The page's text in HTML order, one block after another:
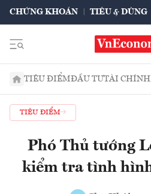
CHỨNG KHOÁN TIÊU & DÙNG
TIÊU ĐIỂMĐẦU TƯTÀI CHÍNH
TIÊU ĐIỂM
Phó Thủ tướng
kiểm tra tình